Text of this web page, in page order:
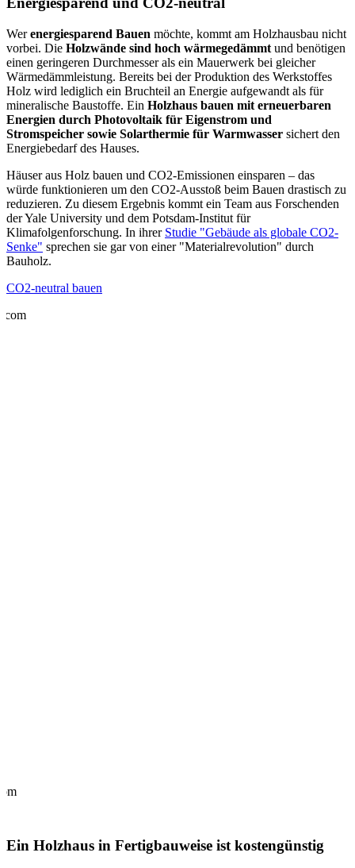
Werenergiesparend Bauen möchte, kommt am Holzhausbau nicht
vorbei. Die Holzwände sind hoch wärmegedämmt und benötigen
einen geringeren Durchmesser als ein Mauerwerk bei gleicher
Wärmedämmleistung. Bereits bei der Produktion des Werkstoffes
Holz wird lediglich ein Bruchteil an Energie aufgewandt als für
mineralische Baustoffe. Ein Holzhaus bauen mit erneuerbaren
Energien durch Photovoltaik für Eigenstrom und
Stromspeicher sowie Solarthermie für Warmwasser sichert den
Energiebedarf des Hauses.
Häuser aus Holz bauen und CO2-Emissionen einsparen – das
würde funktionieren um den CO2-Ausstoß beim Bauen drastisch zu
reduzieren. Zu diesem Ergebnis kommt ein Team aus Forschenden
der Yale University und dem Potsdam-Institut für
Klimafolgenforschung. In ihrer Studie "Gebäude als globale CO2-
Senke" sprechen sie gar von einer "Materialrevolution" durch
Bauholz.
CO2-neutral bauen
Ein Holzhaus in Fertigbauweise ist kostengünstig